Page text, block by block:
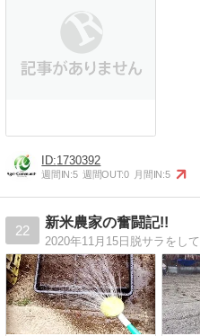
1730392
週間IN:5 週間OUT:0 月間IN:5
22
新米農家の奮闘記!!